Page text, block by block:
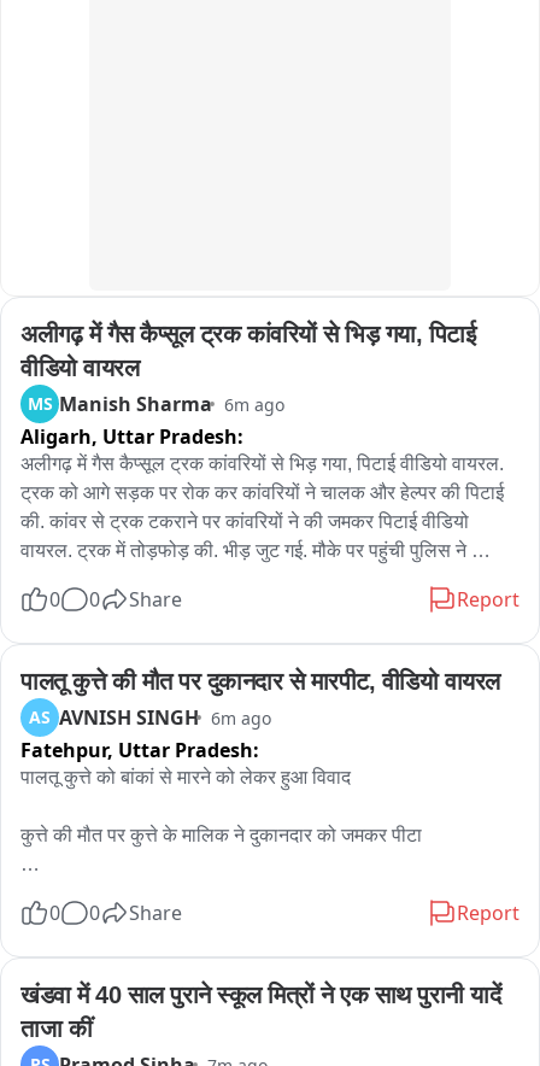
अलीगढ़ में गैस कैप्सूल ट्रक कांवरियों से भिड़ गया, पिटाई
वीडियो वायरल
MS Manish Sharma 6m ago
Aligarh, Uttar Pradesh:
अलीगढ़ में गैस कैप्सूल ट्रक कांवरियों से भिड़ गया, पिटाई वीडियो वायरल.
ट्रक को आगे सड़क पर रोक कर कांवरियों ने चालक और हेल्पर की पिटाई
की. कांवर से ट्रक टकराने पर कांवरियों ने की जमकर पिटाई वीडियो
वायरल. ट्रक में तोड़फोड़ की. भीड़ जुट गई. मौके पर पहुंची पुलिस ने
का मामला
0 0 Share Report
पालतू कुत्ते की मौत पर दुकानदार से मारपीट, वीडियो वायरल
AS AVNISH SINGH 6m ago
Fatehpur, Uttar Pradesh:
पालतू कुत्ते को बांकां से मारने को लेकर हुआ विवाद
कुत्ते की मौत पर कुत्ते के मालिक ने दुकानदार को जमकर पीटा
खागा कोतवाली क्षेत्र के ऐलाई गांव का मामला
0 0 Share Report
खंडवा में 40 साल पुराने स्कूल मित्रों ने एक साथ पुरानी यादें
ताजा कीं